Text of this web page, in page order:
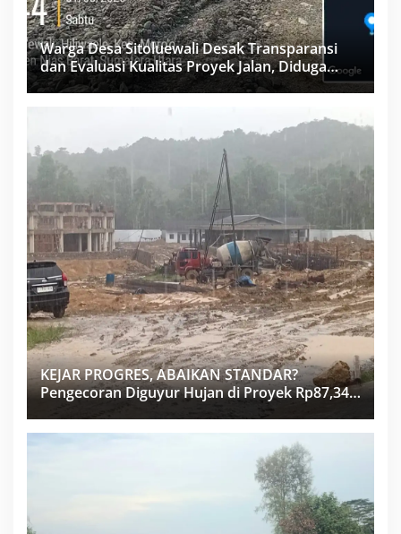
Warga Desa Sitoluewali Desak Transparansi
dan Evaluasi Kualitas Proyek Jalan, Diduga
Minim Informasi
KEJAR PROGRES, ABAIKAN STANDAR?
Pengecoran Diguyur Hujan di Proyek Rp87,34
Miliar Sukma Nias, Konsultan, Pengawas dan
PPK Bungkam